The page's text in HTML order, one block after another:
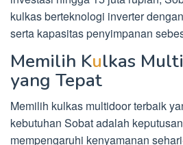
kulkas berteknologi inverter
serta kapasitas penyimpanan
Memilih Kulkas
yang Tepat
Memilih kulkas multidoor terbaik
kebutuhan Sobat adalah
mempengaruhi kenyamanan